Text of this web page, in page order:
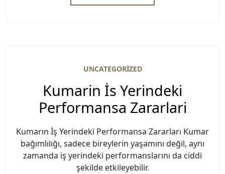
UNCATEGORIZED
Kumarin İs Yerindeki
Performansa Zararlari
Kumarın İş Yerindeki Performansa Zararları Kumar
bağımlılığı, sadece bireylerin yaşamını değil, aynı
zamanda iş yerindeki performanslarını da ciddi
şekilde etkileyebilir.